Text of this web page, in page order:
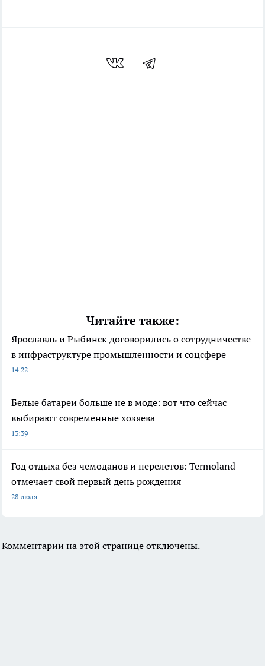
Читайте также:
Ярославль и Рыбинск договорились о сотрудничестве
в инфраструктуре промышленности и соцсфере
14:22
Белые батареи больше не в моде: вот что сейчас
выбирают современные хозяева
13:39
Год отдыха без чемоданов и перелетов: Termoland
отмечает свой первый день рождения
28 июля
Комментарии на этой странице отключены.